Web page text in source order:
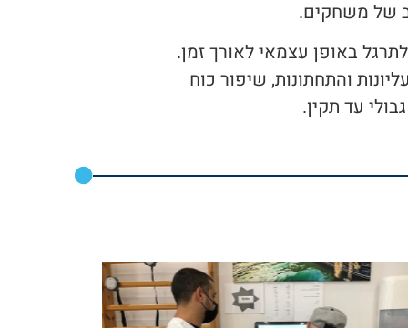
של משחקים.
באופן עצמאי לאורך זמן.
והתחתונות, שיפור כוח
עד תקין.